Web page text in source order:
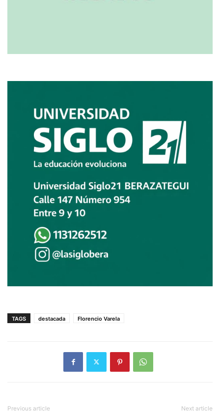
TAGS destacada Florencio Varela
Previous article Next article